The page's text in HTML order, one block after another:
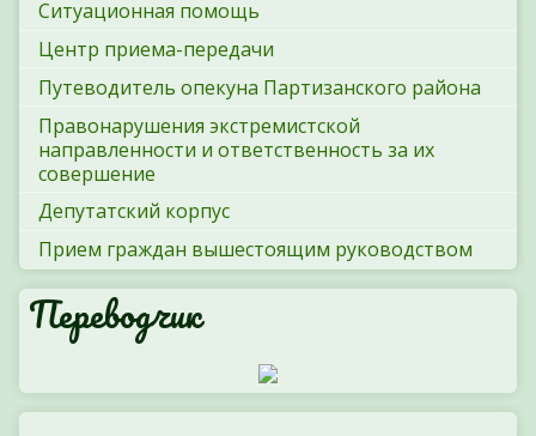
Ситуационная помощь
Центр приема-передачи
Путеводитель опекуна Партизанского района
Правонарушения экстремистской
направленности и ответственность за их
совершение
Депутатский корпус
Прием граждан вышестоящим руководством
Переводчик